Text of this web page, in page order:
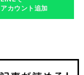
アカウント追加